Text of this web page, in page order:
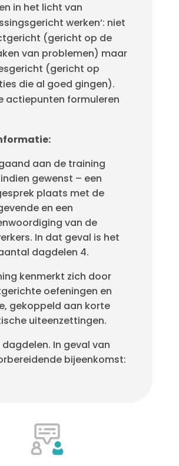
in het licht van
werken’: niet
(gericht op de
van problemen) maar
(gericht op
die al goed gingen).
actiepunten formuleren
aan de training
gewenst – een
plaats met de
en een
van de
In dat geval is het
dagdelen 4.
kenmerkt zich door
oefeningen en
gekoppeld aan korte
uiteenzettingen.
dagdelen. In geval van
bijeenkomst: